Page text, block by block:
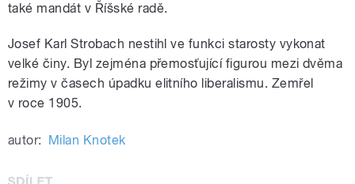
také mandát v Říšské radě.
Josef Karl Strobach nestihl ve funkci starosty vykonat
velké činy. Byl zejména přemosťující figurou mezi dvěma
režimy v časech úpadku elitního liberalismu. Zemřel
v roce 1905.
autor: Milan Knotek